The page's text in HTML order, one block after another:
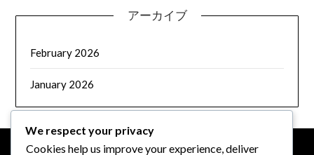
アーカイブ
February 2026
January 2026
We respect your privacy
Cookies help us improve your experience, deliver